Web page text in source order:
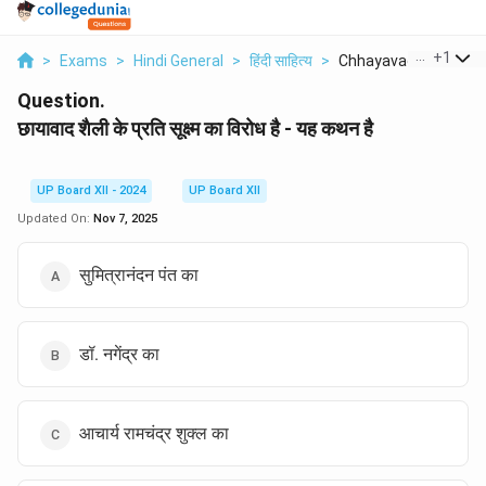
> Exams > Hindi General > हिंदी साहित्य > Chhayavad Shaili Ke
+1
Question.
छायावाद शैली के प्रति सूक्ष्म का विरोध है - यह कथन है
UP Board XII - 2024
UP Board XII
Updated On: Nov 7, 2025
सुमित्रानंदन पंत का
डॉ. नगेंद्र का
आचार्य रामचंद्र शुक्ल का